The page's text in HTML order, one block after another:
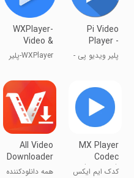
Pi Video
Player -
Media
Player
پلیر ویدیو پی -
WXPlayer-
Video &
Media
WXPlayer-پلیر
MX Player
Codec
(Tegra3)
کدک ایم ایکس
All Video
Downloader
& Player
همه دانلودکننده